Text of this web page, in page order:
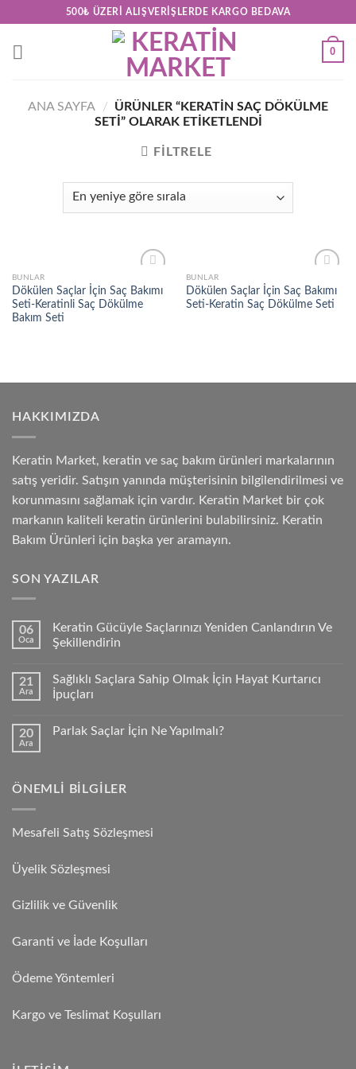
content
500₺ ÜZERI ALIŞVERIŞLERDE KARGO BEDAVA
0
ANA SAYFA /
ÜRÜNLER “KERATIN SAÇ DÖKÜLME
SETI” OLARAK ETIKETLENDI
FILTRELE
Add to
wishlist
BUNLAR
Dökülen Saçlar İçin Saç Bakımı
Seti-Keratinli Saç Dökülme
Bakım Seti
Add to
wishlist
BUNLAR
Dökülen Saçlar İçin Saç Bakımı
Seti-Keratin Saç Dökülme Seti
HAKKIMIZDA
Keratin Market, keratin ve saç bakım ürünleri markalarının
satış yeridir. Satışın yanında müşterisinin bilgilendirilmesi ve
korunmasını sağlamak için vardır. Keratin Market bir çok
markanın kaliteli keratin ürünlerini bulabilirsiniz. Keratin
Bakım Ürünleri için başka yer aramayın.
SON YAZILAR
06
Oca
Keratin Gücüyle Saçlarınızı Yeniden Canlandırın Ve
Şekillendirin
21
Ara
Sağlıklı Saçlara Sahip Olmak İçin Hayat Kurtarıcı
İpuçları
20
Ara
Parlak Saçlar İçin Ne Yapılmalı?
ÖNEMLI BILGILER
Mesafeli Satış Sözleşmesi
Üyelik Sözleşmesi
Gizlilik ve Güvenlik
Garanti ve İade Koşulları
Ödeme Yöntemleri
Kargo ve Teslimat Koşulları